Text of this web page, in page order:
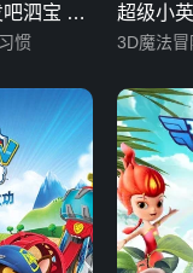
泗宝 第
惯
超级小
3D魔法冒